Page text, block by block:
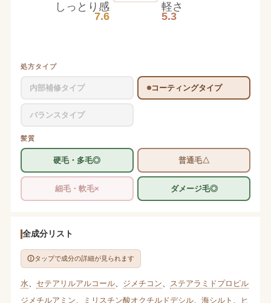
軽さ
5.3
しっとり感
7.6
処方タイプ
内部補修タイプ コーティングタイプ
バランスタイプ
髪質
硬毛・多毛◎ 普通毛△
細毛・軟毛× ダメージ毛◎
全成分リスト
タップで成分の詳細が見られます
水 セテアリルアルコール、 ジメチコン
ステアラミドプロピル
ジメチルアミン
ミリスチン酸オクチルドデシル、 海シルト
ヒ